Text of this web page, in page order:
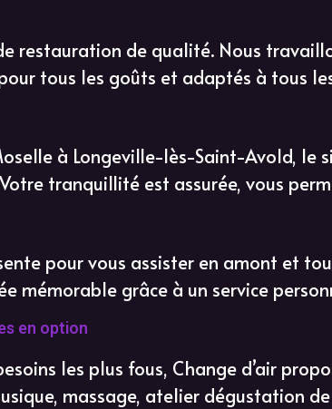
restauration de qualité. Nous
tous les goûts et adaptés à tous
à Longeville-lès-Saint-Avold, le
tranquillité est assurée, vous
pour vous assister en amont et
mémorable grâce à un service
en option
les plus fous, Change d’air
massage, atelier dégustation